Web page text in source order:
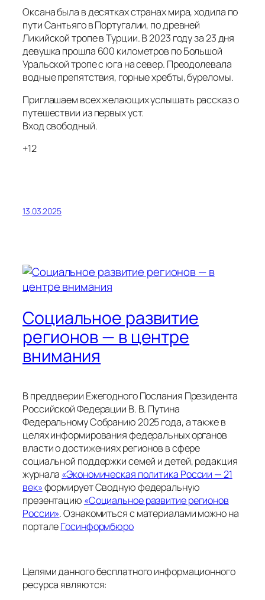
Оксана была в десятках странах мира, ходила по
пути Сантьяго в Португалии, по древней
Ликийской тропе в Турции. В 2023 году за 23 дня
девушка прошла 600 километров по Большой
Уральской тропе с юга на север. Преодолевала
водные препятствия, горные хребты, буреломы.
Приглашаем всех желающих услышать рассказ о
путешествии из первых уст.
Вход свободный.
+12
13.03.2025
Социальное развитие
регионов — в центре
внимания
В преддверии Ежегодного Послания Президента
Российской Федерации В. В. Путина
Федеральному Собранию 2025 года, а также в
целях информирования федеральных органов
власти о достижениях регионов в сфере
социальной поддержки семей и детей, редакция
журнала «Экономическая политика России — 21
век»формирует Сводную федеральную
презентацию «Социальное развитие регионов
России». Ознакомиться с материалами можно на
порталеГосинформбюро
Целями данного бесплатного информационного
ресурса являются: